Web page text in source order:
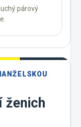
párový
ženich